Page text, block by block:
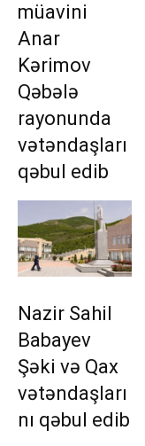
müavini
Anar
Kərimov
Qəbələ
rayonunda
vətəndaşları
qəbul edib
Nazir Sahil
Babayev
Şəki və Qax
vətəndaşları
nı qəbul edib